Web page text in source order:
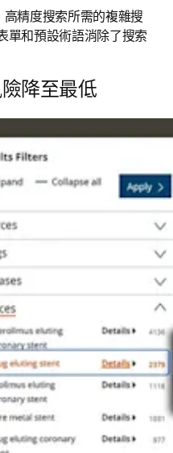
精度搜索所需的複雜搜
單和預設術語消除了搜索
降至最低